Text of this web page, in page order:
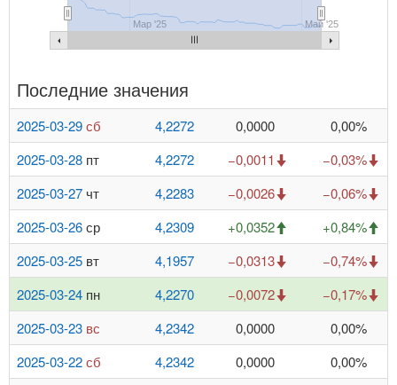
Мар '25 Май '25
Последние значения
2025-03-29сб 4,2272 0,0000
0,00%
2025-03-28 пт 4,2272 −0,0011
−0,03%
2025-03-27 чт 4,2283 −0,0026
−0,06%
2025-03-26ср 4,2309 +0,0352
+0,84%
2025-03-25 вт 4,1957 −0,0313
−0,74%
2025-03-24 пн 4,2270 −0,0072
−0,17%
2025-03-23 вс 4,2342 0,0000
0,00%
2025-03-22сб 4,2342 0,0000
0,00%